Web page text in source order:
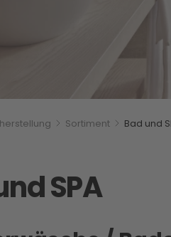
hier: Sortiment Bad und
SPA